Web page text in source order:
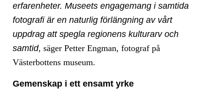
erfarenheter. Museets engagemang i samtida
fotografi är en naturlig förlängning av vårt
uppdrag att spegla regionens kulturarv och
samtid, säger Petter Engman, fotograf på
Västerbottens museum.
Gemenskap i ett ensamt yrke